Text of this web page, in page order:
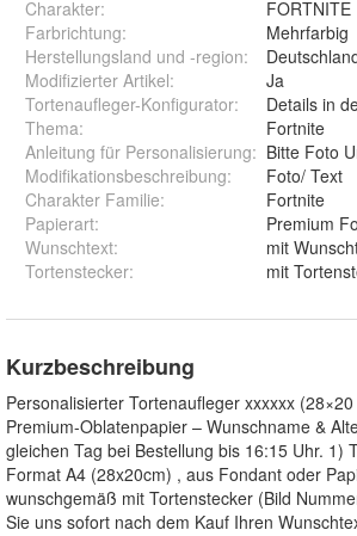
Charakter:
FORTNITE
Farbrichtung:
Mehrfarbig
Herstellungsland und -region:
Modifizierter Artikel:
Ja
Tortenaufleger-Konfigurator:
Details in
Thema:
Fortnite
Anleitung für Personalisierung: Bitte Foto
Modifikationsbeschreibung:
Foto/ Text
Charakter Familie:
Fortnite
Papierart:
Wunschtext:
Tortenstecker:
Kurzbeschreibung
Personalisierter Tortenaufleger xxxxxx
Premium-Oblatenpapier – Wunschname &
gleichen Tag bei Bestellung bis 16:15 Uhr. 1)
Format A4 (28x20cm) , aus Fondant oder
wunschgemäß mit Tortenstecker (Bild
Sie uns sofort nach dem Kauf Ihren